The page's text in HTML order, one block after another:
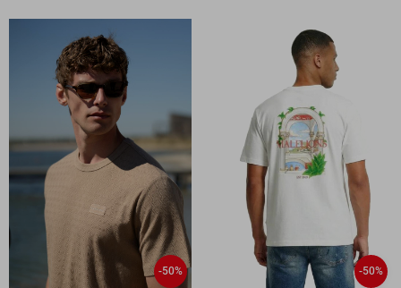
-50% -50%